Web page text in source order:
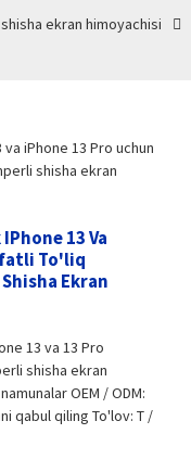
ekran himoyachisi
13 Va
To'liq
Ekran
13 va 13 Pro
shisha ekran
OEM / ODM:
qabul qiling To'lov: T /